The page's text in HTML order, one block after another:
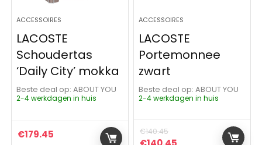
ACCESSOIRES
LACOSTE
Schoudertas
‘Daily City’ mokka
Beste deal op:
ABOUT YOU
2-4 werkdagen in huis
€179.45
ACCESSOIRES
LACOSTE
Portemonnee
zwart
Beste deal op:
ABOUT YOU
2-4 werkdagen in huis
€140.45
Oorspronkelijke prijs was:
Huidige prijs is: